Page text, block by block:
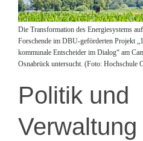
Die Transformation des Energiesystems
Forschende im DBU-geförderten Projekt
kommunale Entscheider im Dialog“ am
Osnabrück untersucht. (Foto: Hochschule
Politik und